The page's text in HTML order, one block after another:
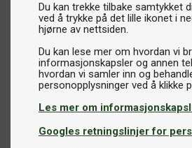
Du kan trekke tilbake samtykket
ved å trykke på det lille ikonet i
hjørne av nettsiden.
Du kan lese mer om hvordan vi
informasjonskapsler og annen
hvordan vi samler inn og
Les mer om
Googles retningslinjer for